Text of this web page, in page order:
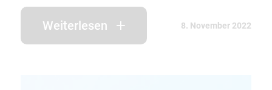
Weiterlesen 8. November 2022